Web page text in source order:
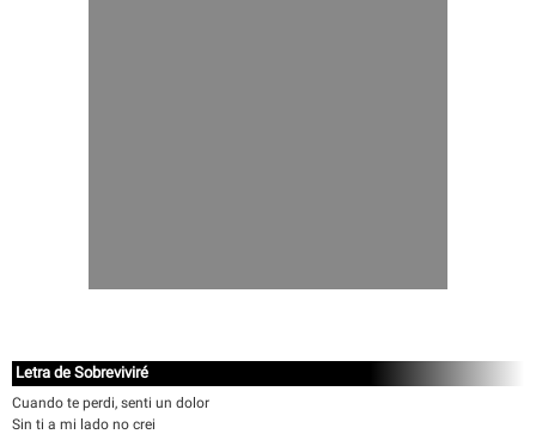
Letra de Sobreviviré
Cuando te perdi, senti un dolor
Sin ti a mi lado no crei